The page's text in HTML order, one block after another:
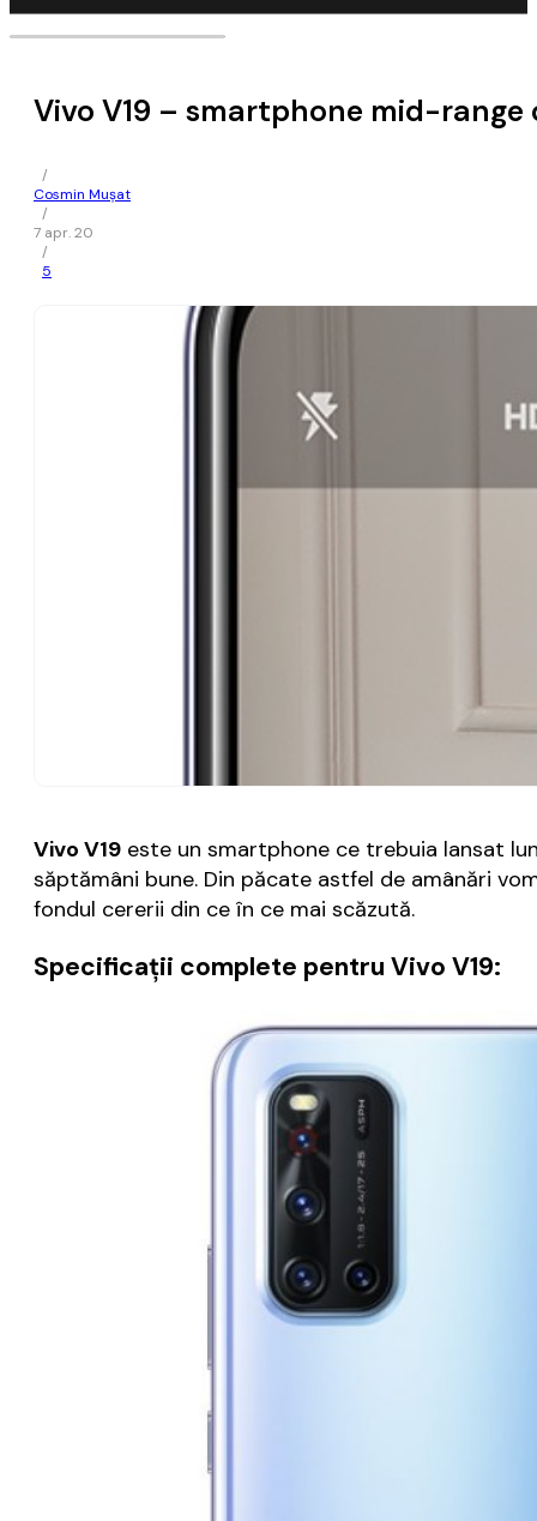
Vivo V19 – smartphone mid-range
/
Cosmin Mușat
/
7 apr. 20
/
5
Vivo V19 este un smartphone ce trebuia lansat
săptămâni bune. Din păcate astfel de amânări
fondul cererii din ce în ce mai scăzută.
Specificaţii complete pentru Vivo V19: